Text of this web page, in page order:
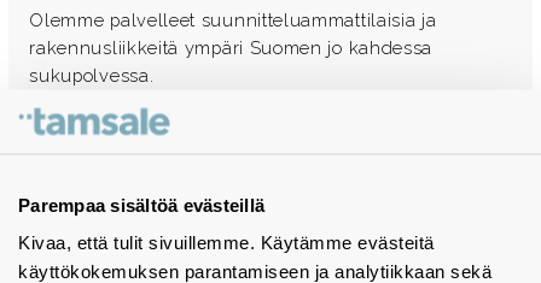
Parempaa sisältöä evästeillä
Kivaa, että tulit sivuillemme. Käytämme evästeitä
käyttökokemuksen parantamiseen ja analytiikkaan sekä
Olemme palvelleet suunnitteluammattilaisia ja
rakennusliikkeitä ympäri Suomen jo kahdessa
sukupolvessa.
Ota yhteyttä - autamme mielellämme
Tuotekuvastot
Instagram